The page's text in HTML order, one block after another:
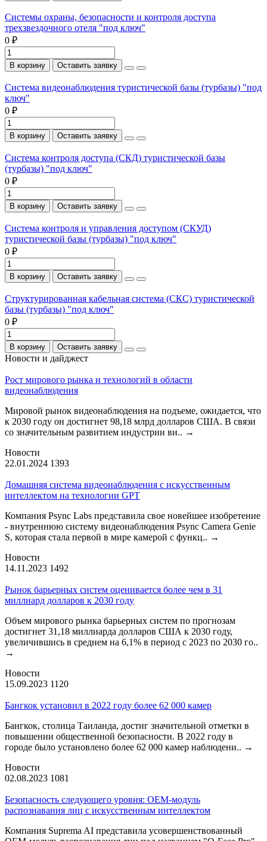
Системы охраны, безопасности и контроля доступа
трехзвездочного отеля "под ключ"
0 ₽
В корзину Оставить заявку
Система видеонаблюдения туристической базы (турбазы) "под
ключ"
0 ₽
В корзину Оставить заявку
Система контроля доступа (СКД) туристической базы
(турбазы) "под ключ"
0 ₽
В корзину Оставить заявку
Система контроля и управления доступом (СКУД)
туристической базы (турбазы) "под ключ"
0 ₽
В корзину Оставить заявку
Структурированная кабельная система (СКС) туристической
базы (турбазы) "под ключ"
0 ₽
В корзину Оставить заявку
Новости и дайджест
Рост мирового рынка и технологий в области
видеонаблюдения
Мировой рынок видеонаблюдения на подъеме, ожидается, что
к 2030 году он достигнет 98,18 млрд долларов США. В связи
со значительным развитием индустрии ви.. →
Новости
22.01.2024 1393
Домашняя система видеонаблюдения с искусственным
интеллектом на технологии GPT
Компания Psync Labs представила свое новейшее изобретение
- внутреннюю систему видеонаблюдения Psync Camera Genie
S, которая стала первой в мире камерой с функц.. →
Новости
14.11.2023 1492
Рынок барьерных систем оценивается более чем в 31
миллиард долларов к 2030 году
Объем мирового рынка барьерных систем по прогнозам
достигнет 31,18 миллиарда долларов США к 2030 году,
увеличившись в среднем на 6,1% в период с 2023 по 2030 го..
→
Новости
15.09.2023 1120
Бангкок установил в 2022 году более 62 000 камер
Бангкок, столица Таиланда, достиг значительной отметки в
повышении общественной безопасности. В 2022 году в
городе было установлено более 62 000 камер наблюдени.. →
Новости
02.08.2023 1081
Безопасность следующего уровня: OEM-модуль
распознавания лиц с искусственным интеллектом
Компания Suprema AI представила усовершенствованный